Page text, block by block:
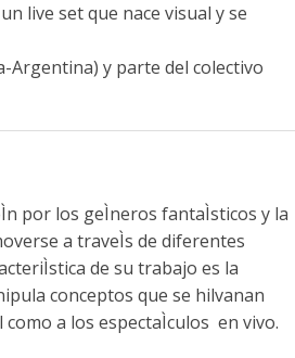
live set que nace visual y se
Argentina) y parte del colectivo
por los geÌneros fantaÌsticos y la
a traveÌs de diferentes
de su trabajo es la
conceptos que se hilvanan
a los espectaÌculos en vivo.